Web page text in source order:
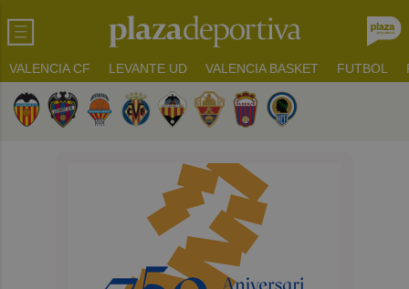
VALENCIA CF LEVANTE UD VALENCIA BASKET FUTBOL